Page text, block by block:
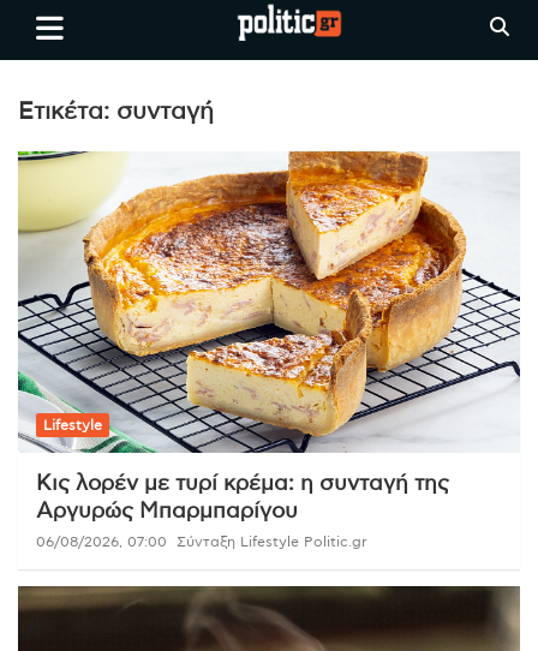
Skip
Ειδήσεις απο τη
Θεσσαλονίκη, την Ελλάδα και
όλο τον Κόσμο
politic.gr
Ετικέτα: συνταγή
Lifestyle
Κις λορέν με τυρί κρέμα: η συνταγή της
Αργυρώς Μπαρμπαρίγου
06/08/2026, 07:00 Σύνταξη Lifestyle Politic.gr